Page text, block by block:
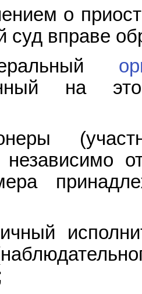
о
суд вправе
на
независимо